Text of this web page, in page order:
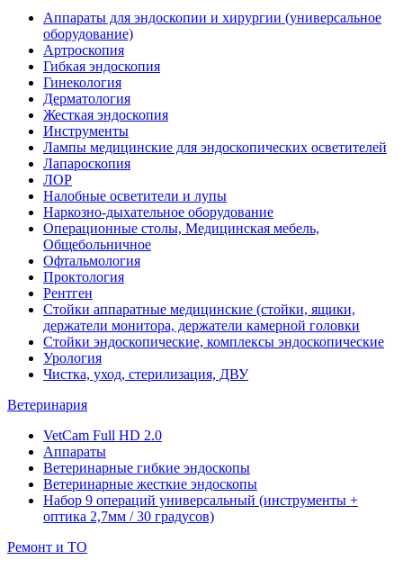
Аппараты для эндоскопии и хирургии (универсальное
оборудование)
Артроскопия
Гибкая эндоскопия
Гинекология
Дерматология
Жесткая эндоскопия
Инструменты
Лампы медицинские для эндоскопических осветителей
Лапароскопия
ЛОР
Налобные осветители и лупы
Наркозно-дыхательное оборудование
Операционные столы, Медицинская мебель,
Общебольничное
Офтальмология
Проктология
Рентген
Стойки аппаратные медицинские (стойки, ящики,
держатели монитора, держатели камерной головки
Стойки эндоскопические, комплексы эндоскопические
Урология
Чистка, уход, стерилизация, ДВУ
Ветеринария
VetCam Full HD 2.0
Аппараты
Ветеринарные гибкие эндоскопы
Ветеринарные жесткие эндоскопы
Набор 9 операций универсальный (инструменты +
оптика 2,7мм / 30 градусов)
Ремонт и ТО